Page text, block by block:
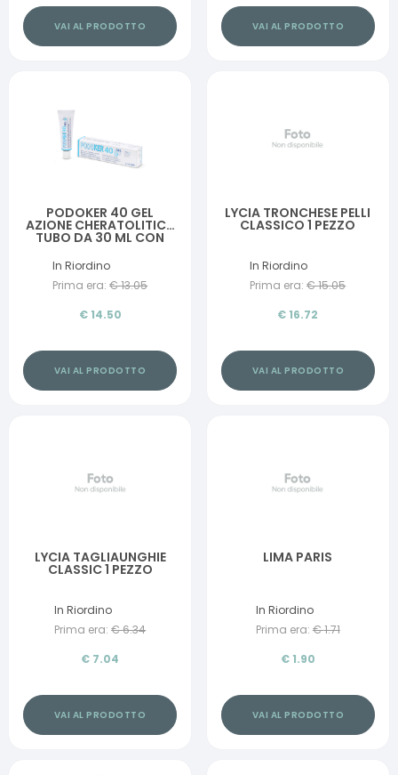
VAI AL PRODOTTO VAI AL PRODOTTO
PODOKER 40 GEL
AZIONE CHERATOLITICA
TUBO DA 30 ML CON
In Riordino
Prima era: €13.05
€ 14.50
VAI AL PRODOTTO
LYCIA TRONCHESE PELLI
CLASSICO 1 PEZZO
In Riordino
Prima era: €15.05
€ 16.72
VAI AL PRODOTTO
LYCIA TAGLIAUNGHIE
CLASSIC 1 PEZZO
In Riordino
Prima era: €6.34
€ 7.04
VAI AL PRODOTTO
LIMA PARIS
In Riordino
Prima era: €1.71
€ 1.90
VAI AL PRODOTTO